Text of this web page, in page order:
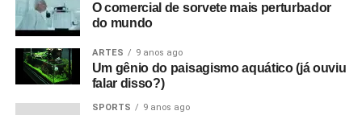
O comercial de sorvete mais perturbador
do mundo
ARTES 9 anos ago
Um gênio do paisagismo aquático (já ouviu
falar disso?)
SPORTS 9 anos ago